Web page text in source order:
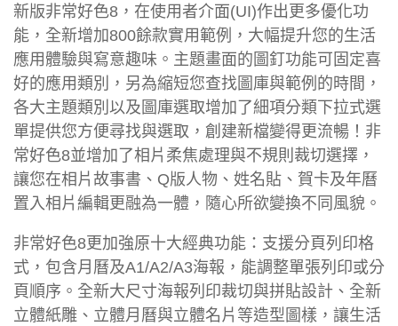
新版非常好色8，在使用者介面(UI)作出更多優化功
能，全新增加800餘款實用範例，大幅提升您的生活
應用體驗與寫意趣味。主題畫面的圖釘功能可固定喜
好的應用類別，另為縮短您查找圖庫與範例的時間，
各大主題類別以及圖庫選取增加了細項分類下拉式選
單提供您方便尋找與選取，創建新檔變得更流暢！非
常好色8並增加了相片柔焦處理與不規則裁切選擇，
讓您在相片故事書、Q版人物、姓名貼、賀卡及年曆
置入相片編輯更融為一體，隨心所欲變換不同風貌。
非常好色8更加強原十大經典功能：支援分頁列印格
式，包含月曆及A1/A2/A3海報，能調整單張列印或分
頁順序。全新大尺寸海報列印裁切與拼貼設計、全新
立體紙雕、立體月曆與立體名片等造型圖樣，讓生活